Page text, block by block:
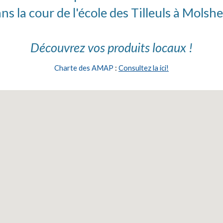
la cour de l'école des Tilleuls à
Découvrez vos produits locaux !
Charte des AMAP : Consultez la ici!